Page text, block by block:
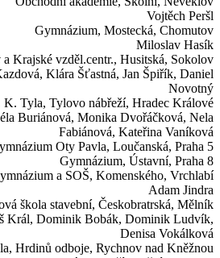
Vojtěch Peršl
Gymnázium, Mostecká, Chomutov
Miloslav Hasík
Krajské vzděl.centr., Husitská, Sokolov
Klára Šťastná, Jan Špiřík, Daniel
Novotný
K. Tyla, Tylovo nábřeží, Hradec Králové
Buriánová, Monika Dvořáčková, Nela
Fabiánová, Kateřina Vaníková
Oty Pavla, Loučanská, Praha 5
Gymnázium, Ústavní, Praha 8
a SOŠ, Komenského, Vrchlabí
Adam Jindra
škola stavební, Českobratrská, Mělník
Král, Dominik Bobák, Dominik Ludvík,
Denisa Vokálková
Hrdinů odboje, Rychnov nad Kněžnou